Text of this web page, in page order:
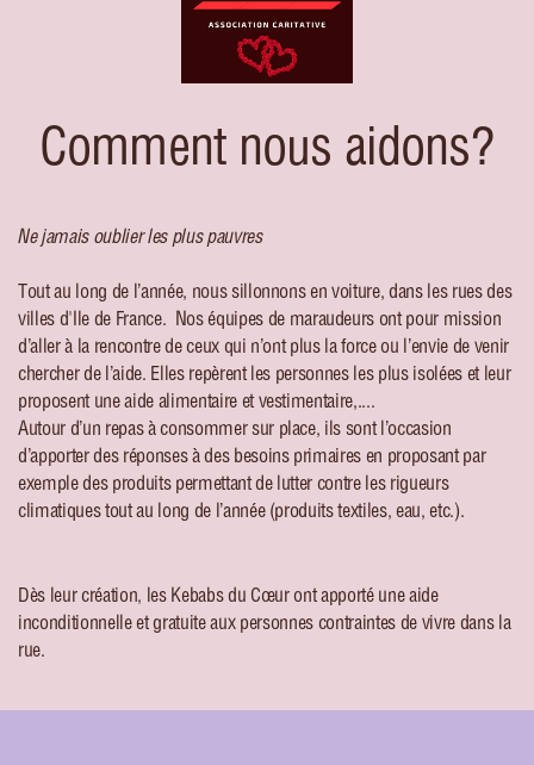
Comment nous aidons?
Ne jamais oublier les plus pauvres
Tout au long de l’année, nous sillonnons en voiture, dans les rues des
villes d'Ile de France. Nos équipes de maraudeurs ont pour mission
d’aller à la rencontre de ceux qui n’ont plus la force ou l’envie de venir
chercher de l’aide. Elles repèrent les personnes les plus isolées et leur
proposent une aide alimentaire et vestimentaire,....
Autour d’un repas à consommer sur place, ils sont l’occasion
d’apporter des réponses à des besoins primaires en proposant par
exemple des produits permettant de lutter contre les rigueurs
climatiques tout au long de l’année (produits textiles, eau, etc.).
Dès leur création, les Kebabs du Cœur ont apporté une aide
inconditionnelle et gratuite aux personnes contraintes de vivre dans la
rue.